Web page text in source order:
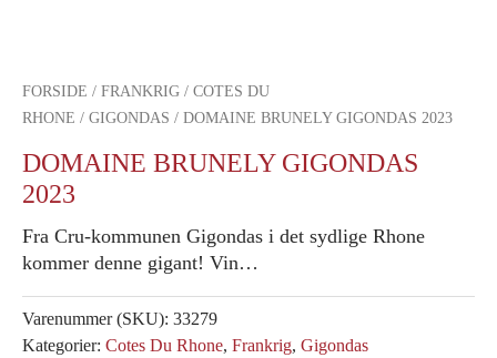
FORSIDE / FRANKRIG / COTES DU
RHONE / GIGONDAS / DOMAINE BRUNELY GIGONDAS 2023
DOMAINE BRUNELY GIGONDAS
2023
Fra Cru-kommunen Gigondas i det sydlige Rhone
kommer denne gigant! Vin…
Varenummer (SKU): 33279
Kategorier: Cotes Du Rhone, Frankrig, Gigondas